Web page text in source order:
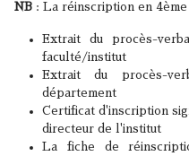
NB : La réinscription en
Extrait du procès-
faculté/institut
Extrait du procès-
département
Certificat d'inscription
directeur de l'institut
La fiche de